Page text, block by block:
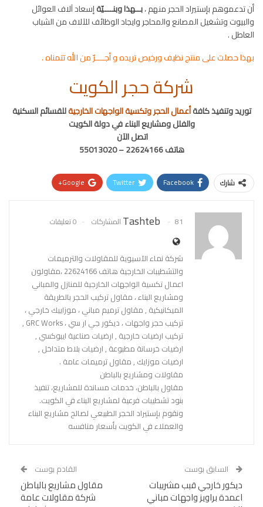
أن تدعموهم بإستيراد الحجر منهم ،بــهذا وبنــــيّةإسعاد آلاف العوائل
والبيوت وتشغيل المصانع والمحاجر وايجاد الوظائف للآلاف من الشباب
العاطل .
بهذا حصلت على منتج نظيف ورخيص تريده و أجــــرٌ من الله تتمناه .
شركة حجر الكويت
توريد وتنفيذ كافةأعمال الحجر وتكسية الواجهات الخارجيةللقسائم السكنية
والفلل ومشاريع البناء في دولة الكويت
اتصل الآن
هاتف 22624166 – 55013020
شارك Facebook
Twitter
Google+
البريد الإلكتروني
Tashteb 81 المشاركات 0 تعليقات
شركة نماء الآسيوية للمقاولات والترميمات
والتشطيبات الخارجية هاتف 22624166 ،مقاولون
اعمال تكسية الواجهات الخارجية للمنازل والمباني
ومشاريع البناء ، مقاول تركيب الحجر بالطريقة
الميكانيكية , مقاول ترميم مباني ، موزاييك خارجي ،
تركيب حجر واجهات ، ديكور جي ار سي ، GRC Works ,
تركيب ارضيات خارجية , ارضيات صناعية ايبوكسي ,
ارضيات خرسانة مطبوعة , ارضيات بلاط متداخل ,
ارضيات موزايك , مقاول ترميمات عامة .
مقاولات ومشاريع بالباطن
مقاول بالباطن، خدمات مساندة للمشاريع، تنفيذ
بنود تشطيبات فرعية لمشاريع البناء في الكويت.
ونقوم بإستيراد الحجر الطبيعي لصالح مشاريع البناء
والعملاء في الكويت بأسعار منافسه
السابق بوست
ديكور خارجي قبب مشربيات
اعمدة براويز واجهات مباني
القادم بوست
مقاول مشاريع بالباطن
شركة مقاولات عامة